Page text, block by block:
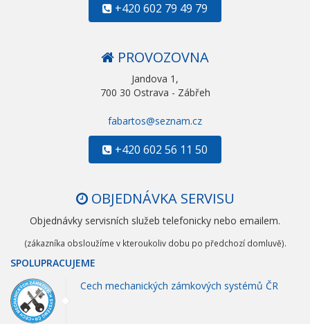
+420 602 79 49 79
PROVOZOVNA
Jandova 1,
700 30 Ostrava - Zábřeh
fabartos@seznam.cz
+420 602 56 11 50
OBJEDNÁVKA SERVISU
Objednávky servisních služeb telefonicky nebo emailem.
(zákazníka obsloužíme v kteroukoliv dobu po předchozí domluvě).
SPOLUPRACUJEME
Cech mechanických zámkových systémů ČR